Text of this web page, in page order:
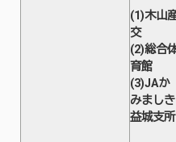
(1)木山
交
(2)総合
育館
(3)JAか
みましき
益城支所